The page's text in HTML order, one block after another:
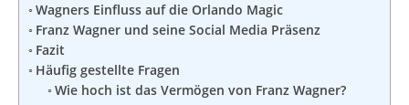
Wagners Einfluss auf die Orlando Magic
Franz Wagner und seine Social Media Präsenz
Fazit
Häufig gestellte Fragen
Wie hoch ist das Vermögen von Franz Wagner?